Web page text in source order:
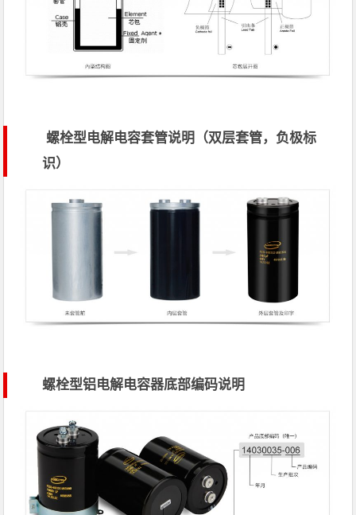
螺栓型电解电容套管说明（双层套管，负极标
识）
螺栓型铝电解电容器底部编码说明